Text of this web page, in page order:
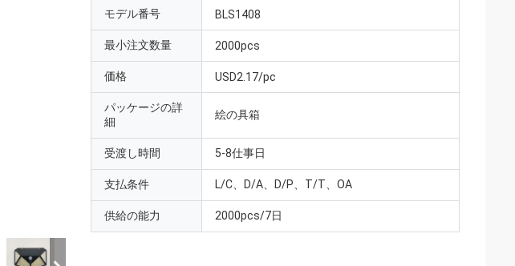
モデル番号 BLS1408
最小注文数量 2000pcs
価格 USD2.17/pc
パッケージの詳
細
絵の具箱
受渡し時間 5-8仕事日
支払条件 L/C、D/A、D/P、T/T、OA
供給の能力 2000pcs/7日